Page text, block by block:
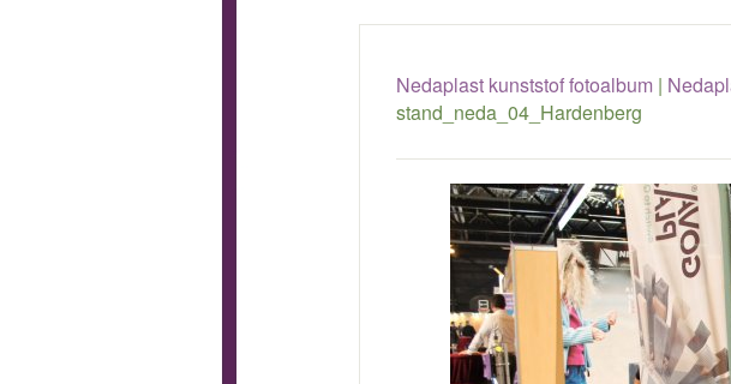
Nedaplast kunststof fotoalbum|
stand_neda_04_Hardenberg